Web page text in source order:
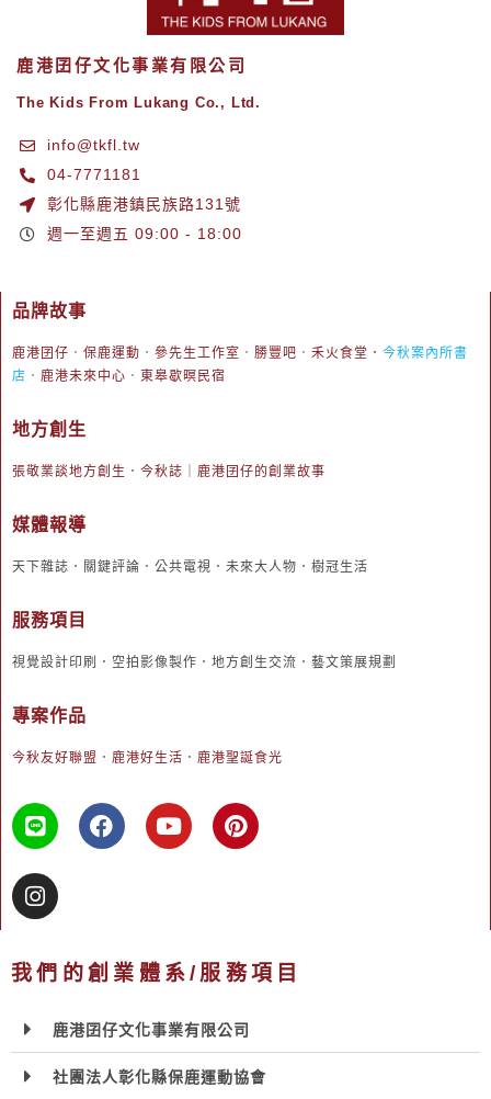
鹿港囝仔文化事業有限公司
The Kids From Lukang Co., Ltd.
info@tkfl.tw
04-7771181
彰化縣鹿港鎮民族路131號
週一至週五 09:00 - 18:00
品牌故事
鹿港囝仔 ． 保鹿運動 ． 參先生工作室 ． 勝豐吧 ． 禾火食堂 ． 今秋案內所書
店 ． 鹿港未來中心 ． 東皋歇暝民宿
地方創生
張敬業談地方創生 ． 今秋誌｜鹿港囝仔的創業故事
媒體報導
天下雜誌．關鍵評論．公共電視．未來大人物．樹冠生活
服務項目
視覺設計印刷．空拍影像製作．地方創生交流．藝文策展規劃
專案作品
今秋友好聯盟 ． 鹿港好生活 ． 鹿港聖誕食光
我們的創業體系/服務項目
鹿港囝仔文化事業有限公司
社團法人彰化縣保鹿運動協會